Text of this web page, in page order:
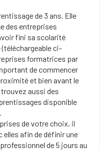
de 3 ans. Elle
des entreprises
fini sa scolarité
ci-
formatrices par
de commencer
et bien avant le
aussi des
disponible
.
de votre choix, il
afin de définir une
de 5 jours au